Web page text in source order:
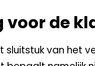
voor de
van het